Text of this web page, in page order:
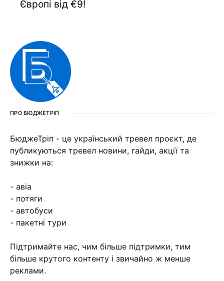
Європі від €9!
ПРО БЮДЖЕТРІП
БюджеТріп - це український тревел проєкт, де
публикуються тревел новини, гайди, акції та
знижки на:
- авіа
- потяги
- автобуси
- пакетні тури
Підтримайте нас, чим більше підтримки, тим
більше крутого контенту і звичайно ж менше
реклами.